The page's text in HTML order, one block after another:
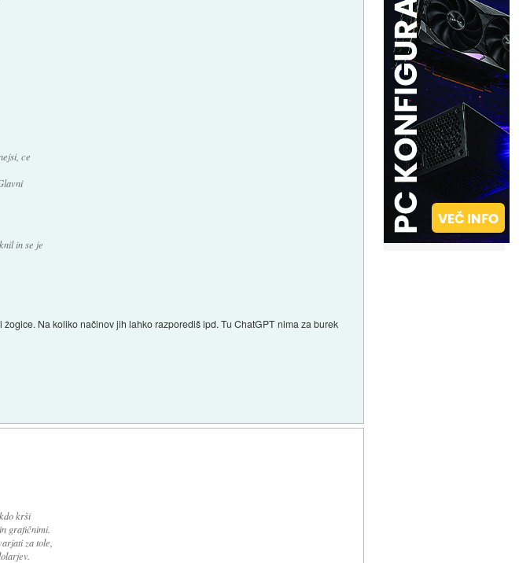
ce
in se je
Na koliko načinov jih lahko razporediš ipd. Tu ChatGPT nima za burek
krši
grafičnimi.
za tole,